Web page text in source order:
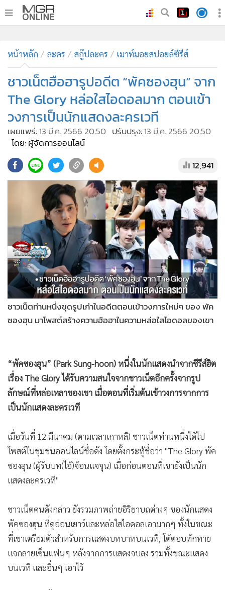
• ทันเหตุการณ์
• ภาคใต้
• ภูมิภาค
• Online Section
• บันเทิง
• ผู้จัดการรายวัน
คอลัมนิสต์
• ละคร
• CbizReview
Cyber BIZ
ผู้จัดกวน
• Good health & Well-being
Green Innovation & SD
• Management & HR
• MGR Live
• Infographic
• การเมือง
• ท่องเที่ยว
• Special Scoop
• เศรษฐกิจ-ธุรกิจ
• จีน
• ชุมชน-คุณภาพชีวิต
อาชญากรรม
• Motoring
วิทยาศาสตร์
• หุ้น
• อินโดจีน
• กองทุนรวม
• Celeb Online
• Factcheck
หน้าหลัก ละคร สกู๊ปละคร เมาท์มอยสปอยล์ซีรีส์
ชาวเน็ตฮือฮารูปอดีต “พัคซองฮุน” จาก
The Glory หล่อใสไอดอลมาก ตอนเข้า
วงการเป็นนักแสดงละครเวที
13 มี.ค. 2566 20:50ปรับปรุง:13 มี.ค. 2566 20:50
โดย: ผู้จัดการออนไลน์
12,941
ชาวเน็ตท่านหนึ่งขุดรูปเก่าในอดีตตอนเข้าวงการใหม่ๆ ของ พัค
ซองฮุน มาโพสต์สร้างความฮือฮาในความหล่อใสไอดอลของเขา
เรื่อง The Glory ได้รับความสนใจจากชาวเน็ตอีกครั้งจากรูป
ลักษณ์ที่หล่อเหลาของเขา เมื่อตอนที่เริ่มต้นเข้าวงการจากการ
เป็นนักแสดงละครเวที
โพสต์ในชุมชนออนไลน์ชื่อดัง โดยตั้งกระทู้ชื่อว่า "The Glory พัค
ซองฮุน (ผู้รับบท(ไอ้)จ้อนแจจุน) เมื่อก่อนตอนที่เขายังเป็นนัก
แสดงละครเวที"
ชาวเน็ตคนดังกล่าว ยังรวมภาพถ่ายอิริยาบถต่างๆ ของนักแสดง